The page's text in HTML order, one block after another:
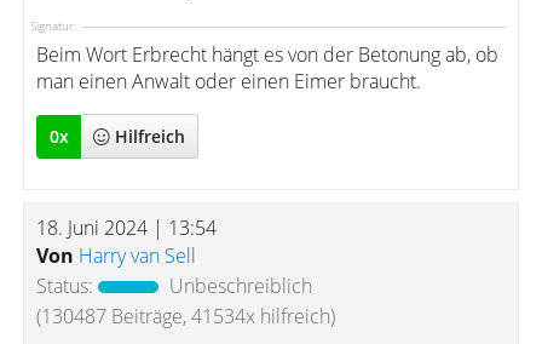
Signatur:
Beim Wort Erbrecht hängt es von der Betonung ab, ob
man einen Anwalt oder einen Eimer braucht.
0x Hilfreich
18. Juni 2024 | 13:54
Von Harry van Sell
Status:
Unbeschreiblich
(130487 Beiträge, 41534x hilfreich)